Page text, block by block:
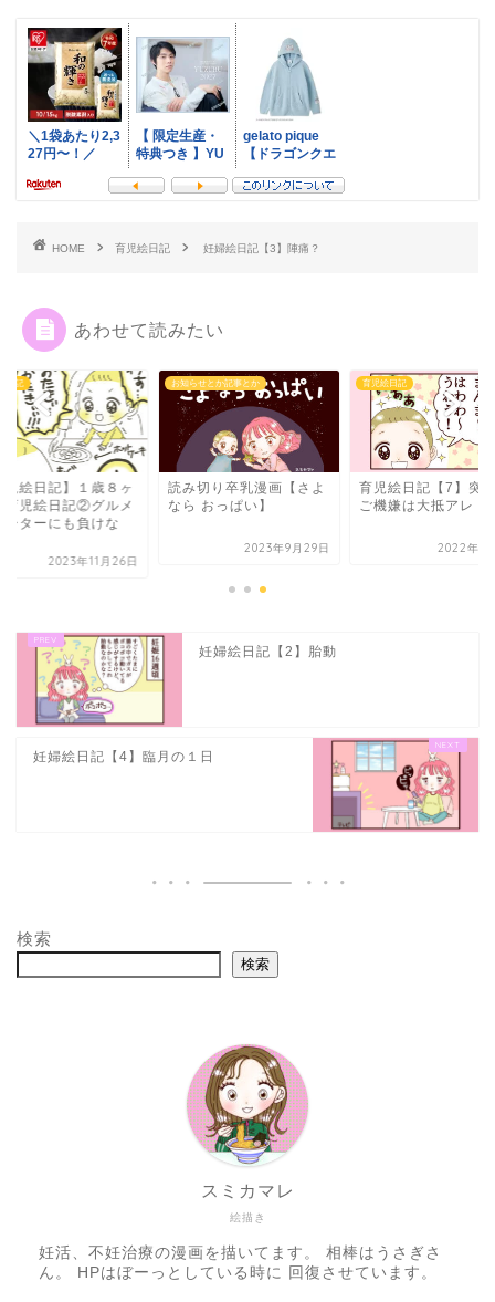
HOME 育児絵日記 妊婦絵日記【3】陣痛？
あわせて読みたい
せとか記事とか
切り卒乳漫画【さよ
おっぱい】
育児絵日記
育児絵日記【7】突然の
ご機嫌は大抵アレ
2022年9月11日
育児絵日記
【育児絵日記】１歳
月の育児絵日記②グ
妊婦絵日記【2】胎動
妊婦絵日記【4】臨月の１日
検索
検索
絵描き
スミカマレ
妊活、不妊治療の漫画を描いてます。 相棒はうさぎさ
ん。 HPはぼーっとしている時に 回復させています。